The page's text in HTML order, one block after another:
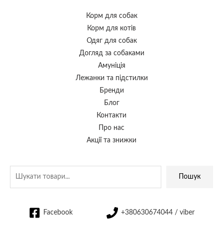
Корм для собак
Корм для котів
Одяг для собак
Догляд за собаками
Амуніція
Лежанки та підстилки
Бренди
Блог
Контакти
Про нас
Акції та знижки
Пошук
Facebook +380630674044 / viber